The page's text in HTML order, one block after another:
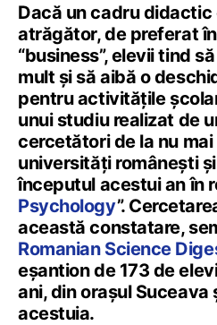
Dacă un cadru
atrăgător, de preferat
“business”, elevii tind
mult și să aibă o
pentru activitățile
unui studiu realizat de
cercetători de la nu
universități românești
începutul acestui an în
Psychology”.
această constatare,
Romanian Science
eșantion de 173 de
ani, din orașul Suceava
acestuia.